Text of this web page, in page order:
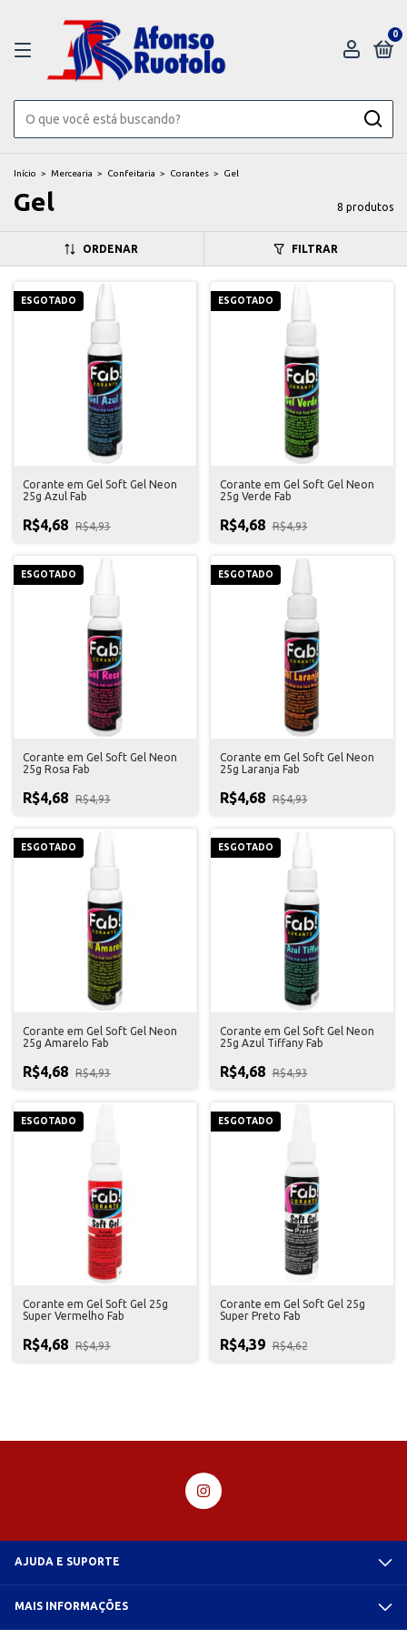
0
Início > Mercearia > Confeitaria > Corantes > Gel
Gel 8 produtos
ORDENAR FILTRAR
ESGOTADO
Corante em Gel Soft Gel Neon
25g Azul Fab
R$4,68 R$4,93
ESGOTADO
Corante em Gel Soft Gel Neon
25g Verde Fab
R$4,68 R$4,93
ESGOTADO
Corante em Gel Soft Gel Neon
25g Rosa Fab
R$4,68 R$4,93
ESGOTADO
Corante em Gel Soft Gel Neon
25g Laranja Fab
R$4,68 R$4,93
ESGOTADO
Corante em Gel Soft Gel Neon
25g Amarelo Fab
R$4,68 R$4,93
ESGOTADO
Corante em Gel Soft Gel Neon
25g Azul Tiffany Fab
R$4,68 R$4,93
ESGOTADO
Corante em Gel Soft Gel 25g
Super Vermelho Fab
R$4,68 R$4,93
ESGOTADO
Corante em Gel Soft Gel 25g
Super Preto Fab
R$4,39 R$4,62
AJUDA E SUPORTE
MAIS INFORMAÇÕES